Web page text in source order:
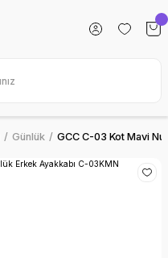
Günlük GCC C-03 Kot Mavi